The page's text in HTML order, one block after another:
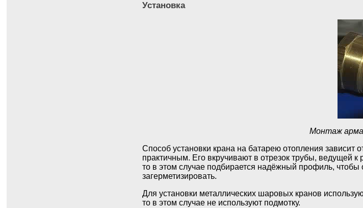
Установка
Монтаж
Способ установки крана на батарею отопления зависит
практичным. Его вкручивают в отрезок трубы, ведущей
то в этом случае подбирается надёжный профиль,
загерметизировать.
Для установки металлических шаровых кранов
то в этом случае не используют подмотку.